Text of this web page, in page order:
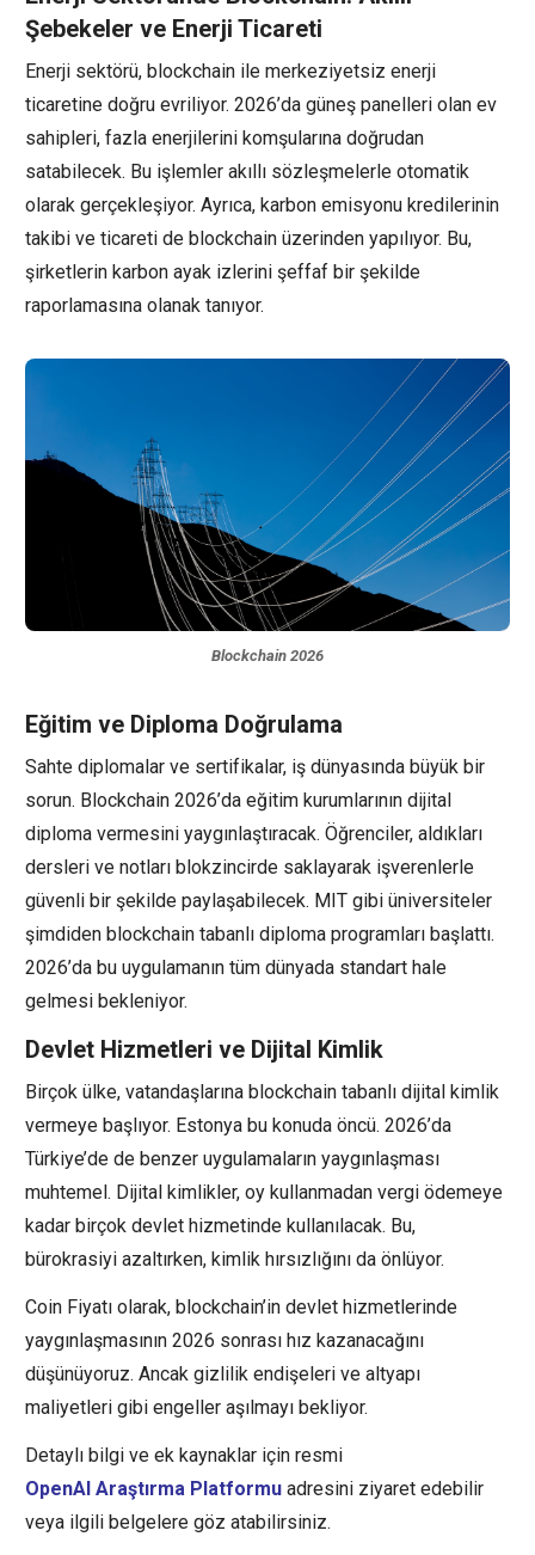
Şebekeler ve Enerji Ticareti
Enerji sektörü, blockchain ile merkeziyetsiz enerji
ticaretine doğru evriliyor. 2026’da güneş panelleri olan ev
sahipleri, fazla enerjilerini komşularına doğrudan
satabilecek. Bu işlemler akıllı sözleşmelerle otomatik
olarak gerçekleşiyor. Ayrıca, karbon emisyonu kredilerinin
takibi ve ticareti de blockchain üzerinden yapılıyor. Bu,
şirketlerin karbon ayak izlerini şeffaf bir şekilde
raporlamasına olanak tanıyor.
Blockchain 2026
Eğitim ve Diploma Doğrulama
Sahte diplomalar ve sertifikalar, iş dünyasında büyük bir
sorun. Blockchain 2026’da eğitim kurumlarının dijital
diploma vermesini yaygınlaştıracak. Öğrenciler, aldıkları
dersleri ve notları blokzincirde saklayarak işverenlerle
güvenli bir şekilde paylaşabilecek. MIT gibi üniversiteler
şimdiden blockchain tabanlı diploma programları başlattı.
2026’da bu uygulamanın tüm dünyada standart hale
gelmesi bekleniyor.
Devlet Hizmetleri ve Dijital Kimlik
Birçok ülke, vatandaşlarına blockchain tabanlı dijital kimlik
vermeye başlıyor. Estonya bu konuda öncü. 2026’da
Türkiye’de de benzer uygulamaların yaygınlaşması
muhtemel. Dijital kimlikler, oy kullanmadan vergi ödemeye
kadar birçok devlet hizmetinde kullanılacak. Bu,
bürokrasiyi azaltırken, kimlik hırsızlığını da önlüyor.
Coin Fiyatı olarak, blockchain’in devlet hizmetlerinde
yaygınlaşmasının 2026 sonrası hız kazanacağını
düşünüyoruz. Ancak gizlilik endişeleri ve altyapı
maliyetleri gibi engeller aşılmayı bekliyor.
Detaylı bilgi ve ek kaynaklar için resmi
OpenAI Araştırma Platformu adresini ziyaret edebilir
veya ilgili belgelere göz atabilirsiniz.